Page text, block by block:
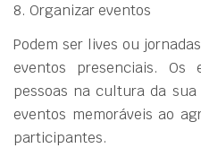
8. Organizar eventos
Podem ser lives ou
eventos presenciais. Os
pessoas na cultura da
eventos memoráveis ​​ao
participantes.